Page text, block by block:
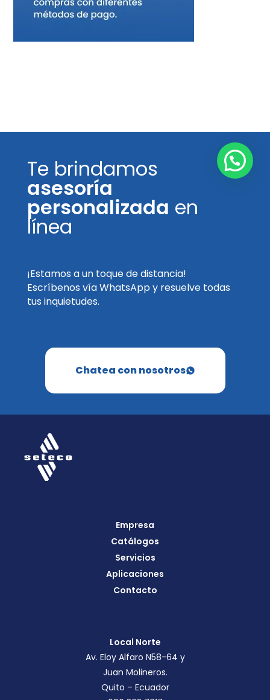
Te brindamos
asesoría
personalizada en
línea
¡Estamos a un toque de distancia!
Escríbenos vía WhatsApp y resuelve todas
tus inquietudes.
Chatea con nosotros
Empresa
Catálogos
Servicios
Aplicaciones
Contacto
Local Norte
Av. Eloy Alfaro N58-64 y
Juan Molineros.
Quito – Ecuador